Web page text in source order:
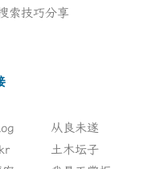
索技巧分享
从良未遂
土木坛子